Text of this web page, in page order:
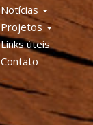
Notícias
Projetos
Links úteis
Contato